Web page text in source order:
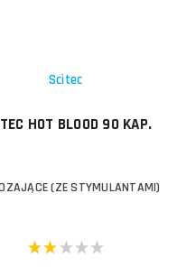
Scitec
HOT BLOOD 90 KAP.
(ZE STYMULANTAMI)